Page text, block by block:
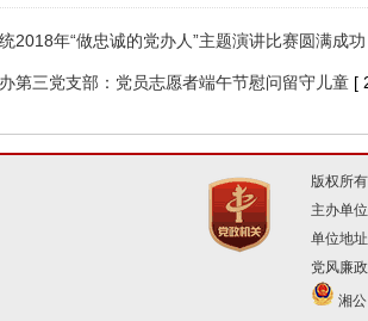
2018年“做忠诚的党办人”主题演讲比赛圆满成功
第三党支部：党员志愿者端午节慰问留守儿童 [
版权所
主办单
单位地
党风廉
湘